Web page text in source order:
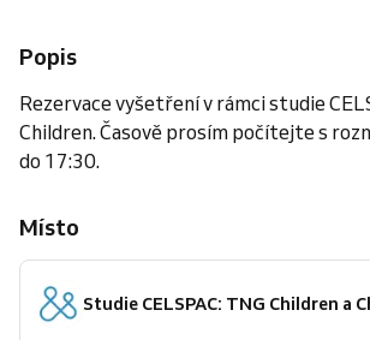
Popis
Rezervace vyšetření v rámci studie
Children. Časově prosím počítejte s
do 17:30.
Místo
Studie CELSPAC: TNG Children a